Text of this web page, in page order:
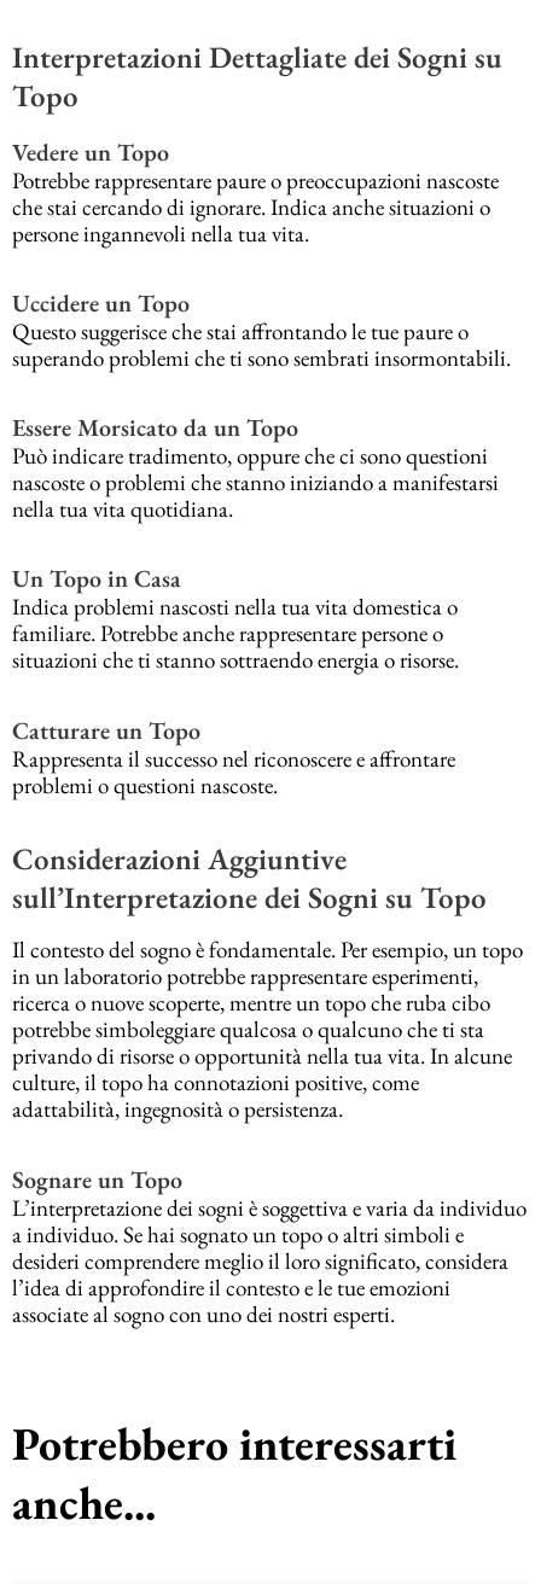
Interpretazioni Dettagliate dei Sogni su
Topo
Vedere un Topo
Potrebbe rappresentare paure o preoccupazioni nascoste
che stai cercando di ignorare. Indica anche situazioni o
persone ingannevoli nella tua vita.
Uccidere un Topo
Questo suggerisce che stai affrontando le tue paure o
superando problemi che ti sono sembrati insormontabili.
Essere Morsicato da un Topo
Può indicare tradimento, oppure che ci sono questioni
nascoste o problemi che stanno iniziando a manifestarsi
nella tua vita quotidiana.
Un Topo in Casa
Indica problemi nascosti nella tua vita domestica o
familiare. Potrebbe anche rappresentare persone o
situazioni che ti stanno sottraendo energia o risorse.
Catturare un Topo
Rappresenta il successo nel riconoscere e affrontare
problemi o questioni nascoste.
Considerazioni Aggiuntive
sull’Interpretazione dei Sogni su Topo
Il contesto del sogno è fondamentale. Per esempio, un topo
in un laboratorio potrebbe rappresentare esperimenti,
ricerca o nuove scoperte, mentre un topo che ruba cibo
potrebbe simboleggiare qualcosa o qualcuno che ti sta
privando di risorse o opportunità nella tua vita. In alcune
culture, il topo ha connotazioni positive, come
adattabilità, ingegnosità o persistenza.
Sognare un Topo
L’interpretazione dei sogni è soggettiva e varia da individuo
a individuo. Se hai sognato un topo o altri simboli e
desideri comprendere meglio il loro significato, considera
l’idea di approfondire il contesto e le tue emozioni
associate al sogno con uno dei nostri esperti.
Potrebbero interessarti
anche...